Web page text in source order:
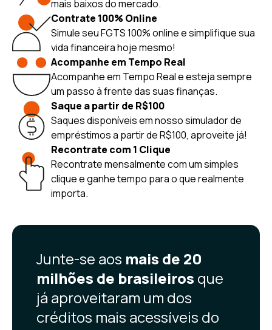
mais baixos do mercado.
Contrate 100% Online
Simule seu FGTS 100% online e simplifique sua
vida financeira hoje mesmo!
Acompanhe em Tempo Real
Acompanhe em Tempo Real e esteja sempre
um passo à frente das suas finanças.
Saque a partir de R$100
Saques disponíveis em nosso simulador de
empréstimos a partir de R$100, aproveite já!
Recontrate com 1 Clique
Recontrate mensalmente com um simples
clique e ganhe tempo para o que realmente
importa.
Junte-se aos mais de 20
milhões de brasileiros que
já aproveitaram um dos
créditos mais acessíveis do